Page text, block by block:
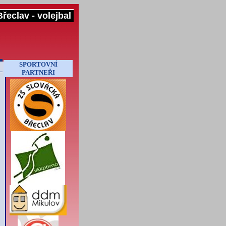
- volejbal
SPORTOVNÍ
PARTNEŘI